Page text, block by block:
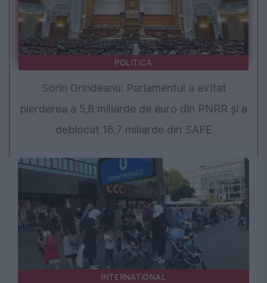
POLITICA
Sorin Grindeanu: Parlamentul a evitat
pierderea a 5,8 miliarde de euro din PNRR și a
deblocat 16,7 miliarde din SAFE
INTERNATIONAL